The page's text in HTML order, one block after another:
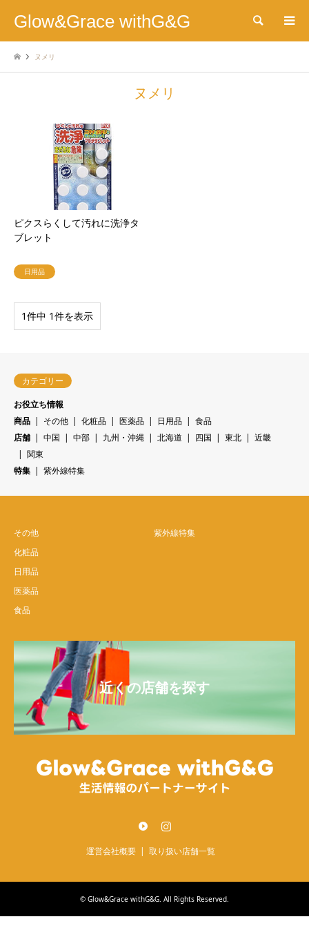
Glow&Grace withG&G 検索
ヌメリ
ヌメリ
ピクスらくして汚れに洗浄タ
ブレット
日用品
1件中 1件を表示
カテゴリー
お役立ち情報
商品
その他 化粧品 医薬品 日用品
食品
店舗
中国 中部 九州・沖縄 北海道 四国 東北
近畿
関東
特集
紫外線特集
その他
化粧品
日用品
医薬品
食品
紫外線特集
近くの店舗を探す
運営会社概要 取り扱い店舗一覧
© Glow&Grace withG&G . All Rights Reserved.